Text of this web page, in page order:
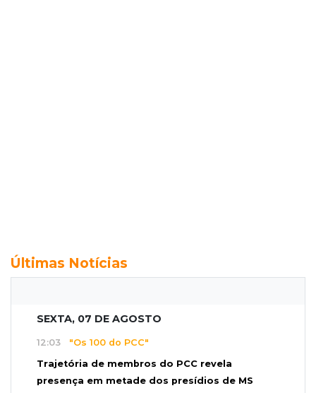
Últimas Notícias
SEXTA, 07 DE AGOSTO
12:03 "Os 100 do PCC"
Trajetória de membros do PCC revela
presença em metade dos presídios de MS